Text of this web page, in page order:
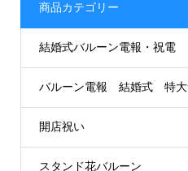
商品カテゴリー
結婚式バルーン電報・祝電
バルーン電報 結婚式 特大
開店祝い
スタンド花バルーン